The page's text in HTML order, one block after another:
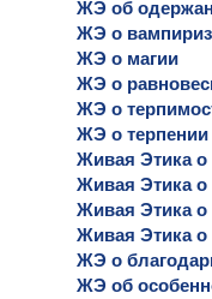
ЖЭ об
ЖЭ о
ЖЭ о магии
ЖЭ о
ЖЭ о
ЖЭ о терпении
Живая Этика о
Живая Этика о
Живая Этика о
Живая Этика
ЖЭ о
ЖЭ об